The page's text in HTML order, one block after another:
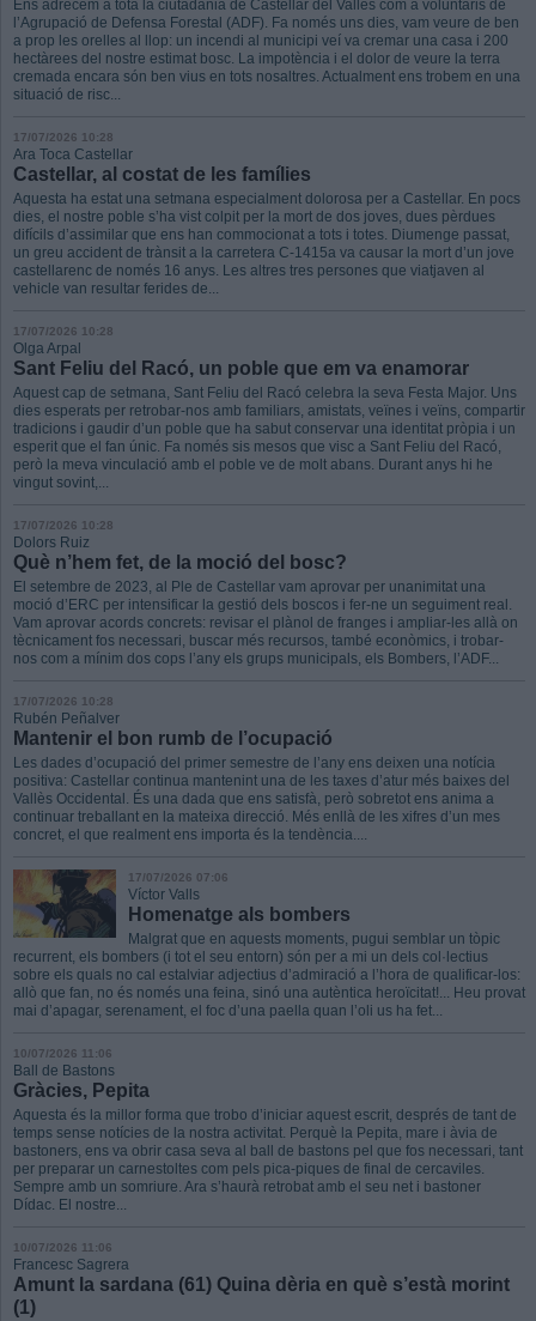
Ens adrecem a tota la ciutadania de Castellar del Vallès com a voluntaris de
l’Agrupació de Defensa Forestal (ADF). Fa només uns dies, vam veure de ben
a prop les orelles al llop: un incendi al municipi veí va cremar una casa i 200
hectàrees del nostre estimat bosc. La impotència i el dolor de veure la terra
cremada encara són ben vius en tots nosaltres. Actualment ens trobem en una
situació de risc...
17/07/2026 10:28
Ara Toca Castellar
Castellar, al costat de les famílies
Aquesta ha estat una setmana especialment dolorosa per a Castellar. En pocs
dies, el nostre poble s’ha vist colpit per la mort de dos joves, dues pèrdues
difícils d’assimilar que ens han commocionat a tots i totes. Diumenge passat,
un greu accident de trànsit a la carretera C-1415a va causar la mort d’un jove
castellarenc de només 16 anys. Les altres tres persones que viatjaven al
vehicle van resultar ferides de...
17/07/2026 10:28
Olga Arpal
Sant Feliu del Racó, un poble que em va enamorar
Aquest cap de setmana, Sant Feliu del Racó celebra la seva Festa Major. Uns
dies esperats per retrobar-nos amb familiars, amistats, veïnes i veïns, compartir
tradicions i gaudir d’un poble que ha sabut conservar una identitat pròpia i un
esperit que el fan únic. Fa només sis mesos que visc a Sant Feliu del Racó,
però la meva vinculació amb el poble ve de molt abans. Durant anys hi he
vingut sovint,...
17/07/2026 10:28
Dolors Ruiz
Què n’hem fet, de la moció del bosc?
El setembre de 2023, al Ple de Castellar vam aprovar per unanimitat una
moció d’ERC per intensificar la gestió dels boscos i fer-ne un seguiment real.
Vam aprovar acords concrets: revisar el plànol de franges i ampliar-les allà on
tècnicament fos necessari, buscar més recursos, també econòmics, i trobar-
nos com a mínim dos cops l’any els grups municipals, els Bombers, l’ADF...
17/07/2026 10:28
Rubén Peñalver
Mantenir el bon rumb de l’ocupació
Les dades d’ocupació del primer semestre de l’any ens deixen una notícia
positiva: Castellar continua mantenint una de les taxes d’atur més baixes del
Vallès Occidental. És una dada que ens satisfà, però sobretot ens anima a
continuar treballant en la mateixa direcció. Més enllà de les xifres d’un mes
concret, el que realment ens importa és la tendència....
17/07/2026 07:06
Víctor Valls
Homenatge als bombers
Malgrat que en aquests moments, pugui semblar un tòpic
recurrent, els bombers (i tot el seu entorn) són per a mi un dels col·lectius
sobre els quals no cal estalviar adjectius d’admiració a l’hora de qualificar-los:
allò que fan, no és només una feina, sinó una autèntica heroïcitat!... Heu provat
mai d’apagar, serenament, el foc d’una paella quan l’oli us ha fet...
10/07/2026 11:06
Ball de Bastons
Gràcies, Pepita
Aquesta és la millor forma que trobo d’iniciar aquest escrit, després de tant de
temps sense notícies de la nostra activitat. Perquè la Pepita, mare i àvia de
bastoners, ens va obrir casa seva al ball de bastons pel que fos necessari, tant
per preparar un carnestoltes com pels pica-piques de final de cercaviles.
Sempre amb un somriure. Ara s’haurà retrobat amb el seu net i bastoner
Dídac. El nostre...
10/07/2026 11:06
Francesc Sagrera
Amunt la sardana (61) Quina dèria en què s’està morint
(1)